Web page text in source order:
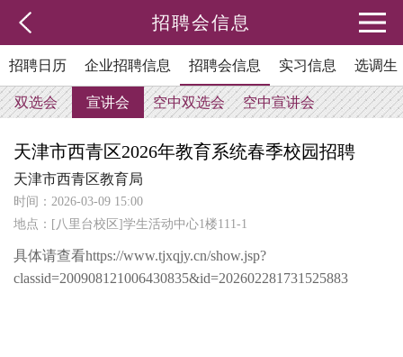
招聘会信息
招聘日历 企业招聘信息 招聘会信息 实习信息 选调生
双选会 宣讲会 空中双选会 空中宣讲会
天津市西青区2026年教育系统春季校园招聘
天津市西青区教育局
时间：2026-03-09 15:00
地点：[八里台校区]学生活动中心1楼111-1
具体请查看https://www.tjxqjy.cn/show.jsp?
classid=200908121006430835&id=202602281731525883